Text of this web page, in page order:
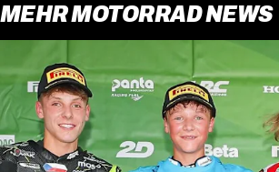
MEHR MOTORRAD NEWS